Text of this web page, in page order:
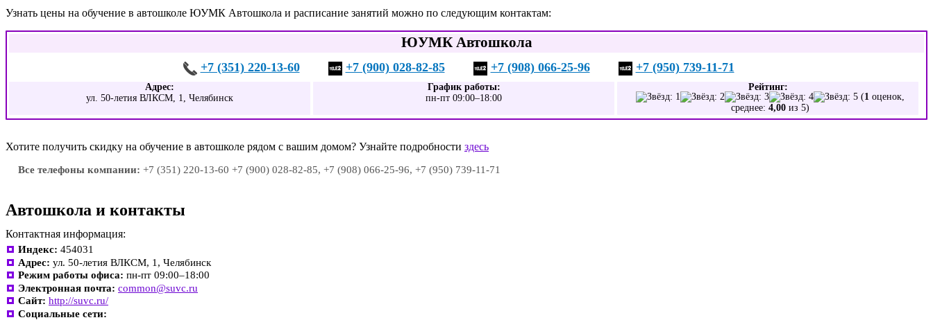
Узнать цены на обучение в автошколе ЮУМК Автошкола и расписание занятий можно по следующим контактам:
ЮУМК Автошкола
+7 (351) 220-13-60 +7 (900) 028-82-85 +7 (908) 066-25-96 +7 (950) 739-11-71
Адрес:
ул. 50-летия ВЛКСМ, 1, Челябинск
График работы:
пн-пт 09:00–18:00
Рейтинг:
(1 оценок,
среднее: 4,00 из 5)
Хотите получить скидку на обучение в автошколе рядом с вашим домом? Узнайте подробности здесь
Все телефоны компании: +7 (351) 220-13-60 +7 (900) 028-82-85, +7 (908) 066-25-96, +7 (950) 739-11-71
Автошкола и контакты
Контактная информация:
Индекс: 454031
Адрес: ул. 50-летия ВЛКСМ, 1, Челябинск
Режим работы офиса: пн-пт 09:00–18:00
Электронная почта: common@suvc.ru
Сайт: http://suvc.ru/
Социальные сети: